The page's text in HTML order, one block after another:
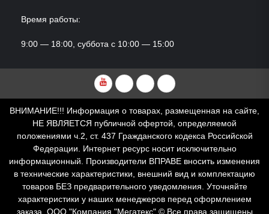
Время работы:
9:00 — 18:00, суббота с 10:00 — 15:00
YouTubeVKvideoRuTubeDzen
ВНИМАНИЕ!!! Информация о товарах, размещенная на сайте,
НЕ ЯВЛЯЕТСЯ публичной офертой, определяемой
положениями ч.2, ст. 437 Гражданского кодекса Российской
Федерации. Интернет ресурс носит исключительно
информационный. Производители ВПРАВЕ вносить изменения
в технические характеристики, внешний вид и комплектацию
товаров БЕЗ предварительного уведомления. Уточняйте
характеристики у наших менеджеров перед оформлением
заказа. ООО "Компания "Мегатекс" © Все права защищены